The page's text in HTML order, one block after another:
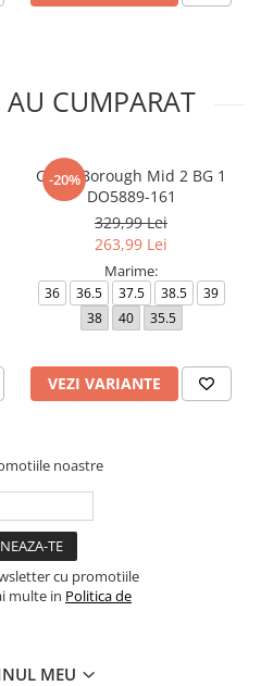
CUMPARAT
-20%
Court Borough Mid 2 BG 1
DO5889-161
329,99 Lei
263,99 Lei
Marime:
36 36.5 37.5 38.5
39
38
40 35.5
VEZI VARIANTE
noastre
cu promotiile
multe in Politica de
MEU